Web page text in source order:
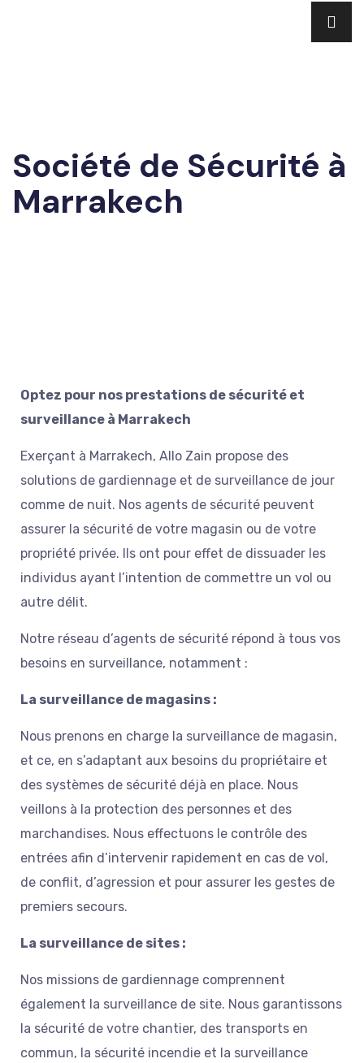
Société de Sécurité à
Marrakech
Optez pour nos prestations de sécurité et
surveillance à Marrakech
Exerçant à Marrakech, Allo Zain propose des
solutions de gardiennage et de surveillance de jour
comme de nuit. Nos agents de sécurité peuvent
assurer la sécurité de votre magasin ou de votre
propriété privée. Ils ont pour effet de dissuader les
individus ayant l’intention de commettre un vol ou
autre délit.
Notre réseau d’agents de sécurité répond à tous vos
besoins en surveillance, notamment :
La surveillance de magasins :
Nous prenons en charge la surveillance de magasin,
et ce, en s’adaptant aux besoins du propriétaire et
des systèmes de sécurité déjà en place. Nous
veillons à la protection des personnes et des
marchandises. Nous effectuons le contrôle des
entrées afin d’intervenir rapidement en cas de vol,
de conflit, d’agression et pour assurer les gestes de
premiers secours.
La surveillance de sites :
Nos missions de gardiennage comprennent
également la surveillance de site. Nous garantissons
la sécurité de votre chantier, des transports en
commun, la sécurité incendie et la surveillance